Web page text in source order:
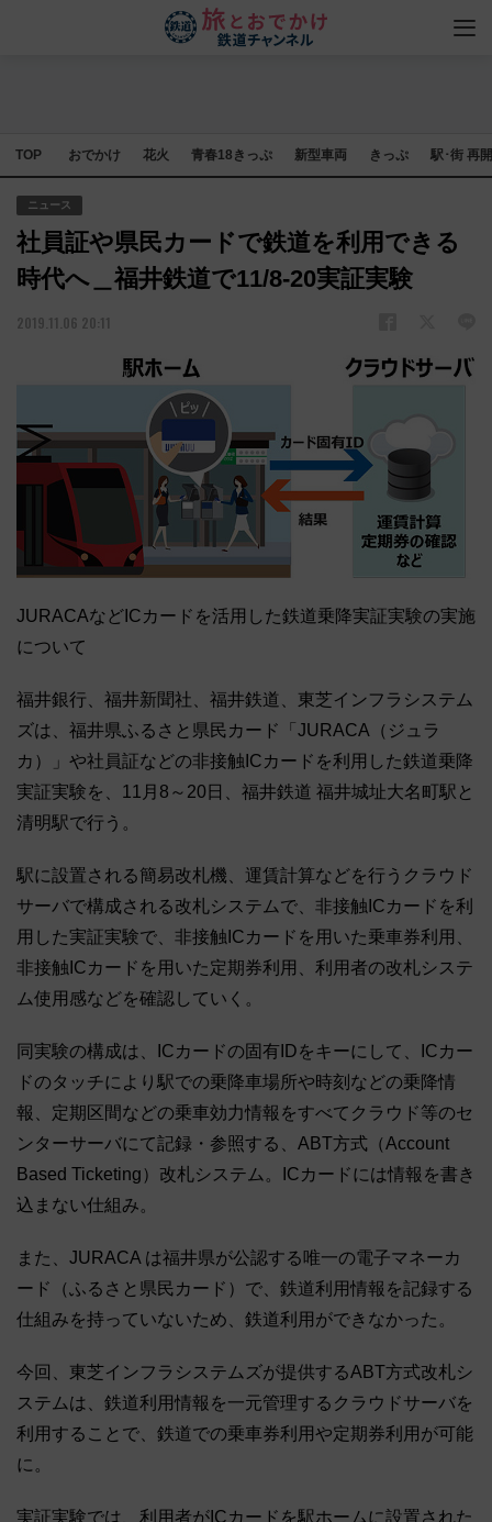
TOP おでかけ 花火 青春18きっぷ 新型車両 きっぷ 駅･街 再
ニュース
社員証や県民カードで鉄道を利用できる
時代へ＿福井鉄道で11/8-20実証実験
2019.11.06 20:11
JURACAなどICカードを活用した鉄道乗降実証実験の実施
について
福井銀行、福井新聞社、福井鉄道、東芝インフラシステム
ズは、福井県ふるさと県民カード「JURACA（ジュラ
カ）」や社員証などの非接触ICカードを利用した鉄道乗降
実証実験を、11月8～20日、福井鉄道 福井城址大名町駅と
清明駅で行う。
駅に設置される簡易改札機、運賃計算などを行うクラウド
サーバで構成される改札システムで、非接触ICカードを利
用した実証実験で、非接触ICカードを用いた乗車券利用、
非接触ICカードを用いた定期券利用、利用者の改札システ
ム使用感などを確認していく。
同実験の構成は、ICカードの固有IDをキーにして、ICカー
ドのタッチにより駅での乗降車場所や時刻などの乗降情
報、定期区間などの乗車効力情報をすべてクラウド等のセ
ンターサーバにて記録・参照する、ABT方式（Account
Based Ticketing）改札システム。ICカードには情報を書き
込まない仕組み。
また、JURACA は福井県が公認する唯一の電子マネーカ
ード（ふるさと県民カード）で、鉄道利用情報を記録する
仕組みを持っていないため、鉄道利用ができなかった。
今回、東芝インフラシステムズが提供するABT方式改札シ
ステムは、鉄道利用情報を一元管理するクラウドサーバを
利用することで、鉄道での乗車券利用や定期券利用が可能
に。
実証実験では、利用者がICカードを駅ホームに設置された